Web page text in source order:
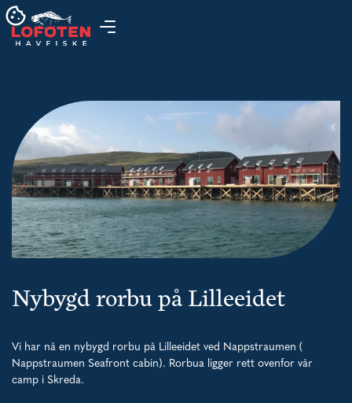
Nybygd rorbu på Lilleeidet
Vi har nå en nybygd rorbu på Lilleeidet ved Nappstraumen (
Nappstraumen Seafront cabin). Rorbua ligger rett ovenfor vår
camp i Skreda.